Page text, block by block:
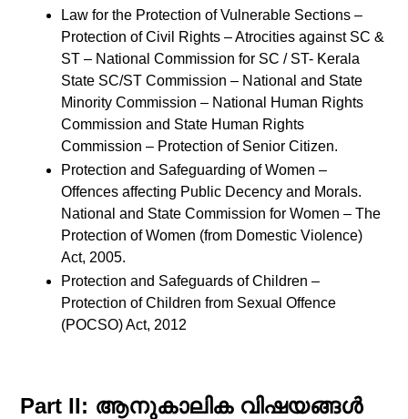
Law for the Protection of Vulnerable Sections –
Protection of Civil Rights – Atrocities against SC &
ST – National Commission for SC / ST- Kerala
State SC/ST Commission – National and State
Minority Commission – National Human Rights
Commission and State Human Rights
Commission – Protection of Senior Citizen.
Protection and Safeguarding of Women –
Offences affecting Public Decency and Morals.
National and State Commission for Women – The
Protection of Women (from Domestic Violence)
Act, 2005.
Protection and Safeguards of Children –
Protection of Children from Sexual Offence
(POCSO) Act, 2012
Part II: ആനുകാലിക വിഷയങ്ങൾ